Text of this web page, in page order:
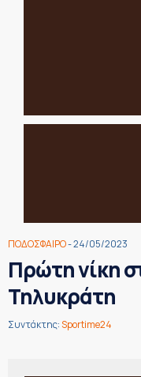
ΠΟΔΟΣΦΑΙΡΟ- 24/05/2023
Πρώτη νίκη
Τηλυκράτη
Συντάκτης:Sportime24